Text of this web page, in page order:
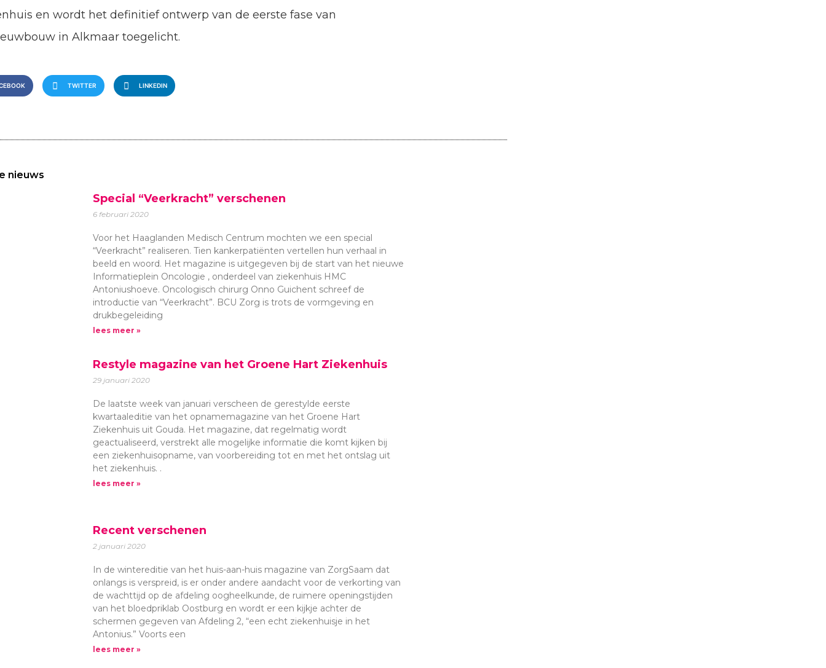
en wordt het definitief ontwerp van de eerste fase van
in Alkmaar toegelicht.
TWITTER LINKEDIN
nieuws
Special “Veerkracht” verschenen
6 februari 2020
Voor het Haaglanden Medisch Centrum mochten we een special
“Veerkracht” realiseren. Tien kankerpatiënten vertellen hun verhaal in
beeld en woord. Het magazine is uitgegeven bij de start van het nieuwe
Informatieplein Oncologie , onderdeel van ziekenhuis HMC
Antoniushoeve. Oncologisch chirurg Onno Guichent schreef de
introductie van “Veerkracht”. BCU Zorg is trots de vormgeving en
drukbegeleiding
lees meer »
Restyle magazine van het Groene Hart Ziekenhuis
29 januari 2020
De laatste week van januari verscheen de gerestylde eerste
kwartaaleditie van het opnamemagazine van het Groene Hart
Ziekenhuis uit Gouda. Het magazine, dat regelmatig wordt
geactualiseerd, verstrekt alle mogelijke informatie die komt kijken bij
een ziekenhuisopname, van voorbereiding tot en met het ontslag uit
het ziekenhuis. .
lees meer »
Recent verschenen
2 januari 2020
In de wintereditie van het huis-aan-huis magazine van ZorgSaam dat
onlangs is verspreid, is er onder andere aandacht voor de verkorting van
de wachttijd op de afdeling oogheelkunde, de ruimere openingstijden
van het bloedpriklab Oostburg en wordt er een kijkje achter de
schermen gegeven van Afdeling 2, “een echt ziekenhuisje in het
Antonius.” Voorts een
lees meer »